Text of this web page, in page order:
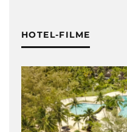
HOTEL-FILME